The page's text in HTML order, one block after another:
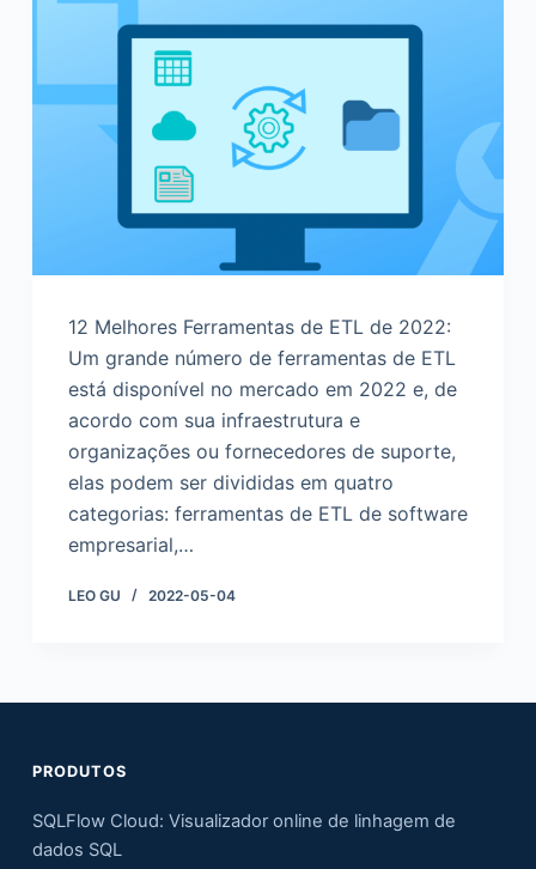
12 Melhores Ferramentas de ETL de 2022:
Um grande número de ferramentas de ETL
está disponível no mercado em 2022 e, de
acordo com sua infraestrutura e
organizações ou fornecedores de suporte,
elas podem ser divididas em quatro
categorias: ferramentas de ETL de software
empresarial,…
LEO GU 2022-05-04
PRODUTOS
SQLFlow Cloud: Visualizador online de linhagem de
dados SQL